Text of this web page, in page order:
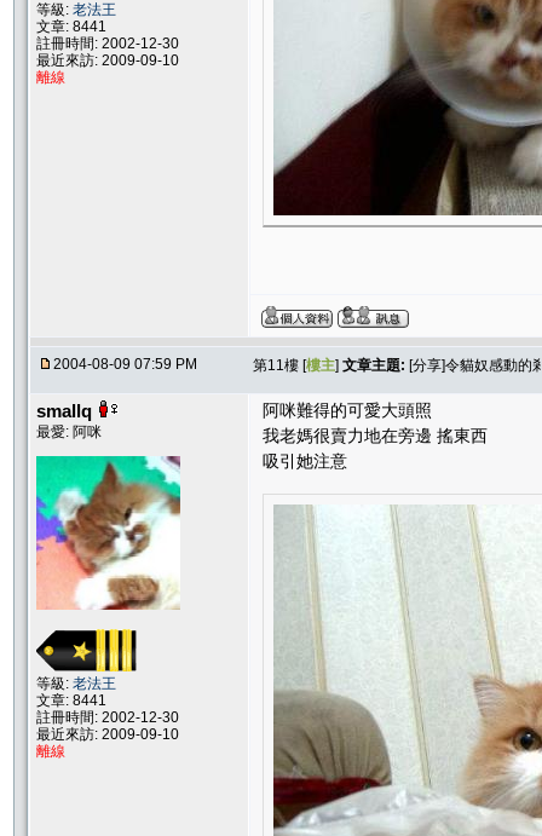
等級: 老法王
文章: 8441
註冊時間: 2002-12-30
最近來訪: 2009-09-10
離線
2004-08-09 07:59 PM 第11樓 [樓主] 文章主題: [分享]令貓奴感動的
smallq
最愛: 阿咪
等級: 老法王
文章: 8441
註冊時間: 2002-12-30
最近來訪: 2009-09-10
離線
阿咪難得的可愛大頭照
我老媽很賣力地在旁邊 搖東西
吸引她注意